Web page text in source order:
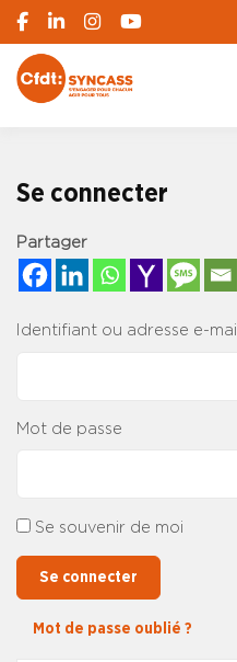
Se connecter
Partager
Identifiant ou adresse e-mail
Mot de passe
Se souvenir de moi
Se connecter
Mot de passe oublié ?